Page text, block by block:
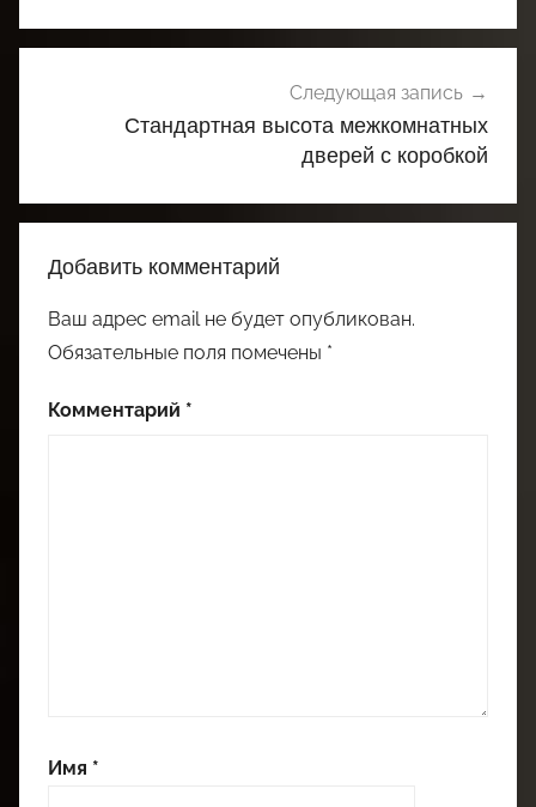
Следующая запись
Стандартная высота межкомнатных
дверей с коробкой
Добавить комментарий
Ваш адрес email не будет опубликован.
Обязательные поля помечены *
Комментарий *
Имя *